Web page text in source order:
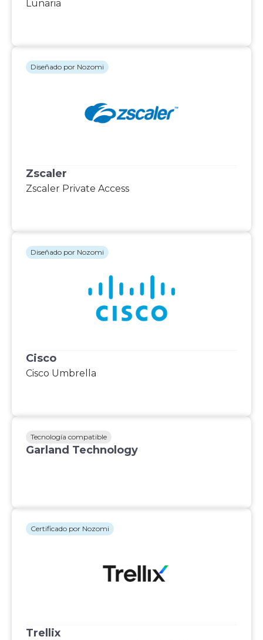
Lunaria
Zscaler
Zscaler Private Access
Diseñado por Nozomi
Cisco
Cisco Umbrella
Diseñado por Nozomi
Garland Technology
Tecnología compatible
Trellix
Certificado por Nozomi